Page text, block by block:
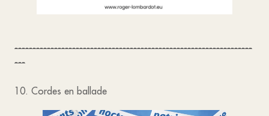
------------------------------------------------------------------
---
10. Cordes en ballade